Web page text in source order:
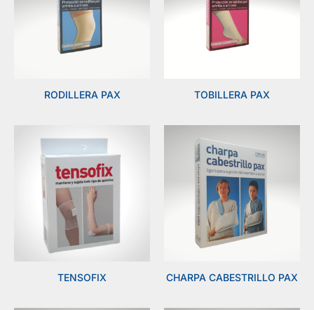
RODILLERA PAX TOBILLERA PAX
TENSOFIX CHARPA CABESTRILLO PAX